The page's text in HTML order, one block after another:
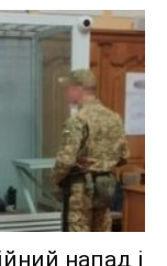
напад і